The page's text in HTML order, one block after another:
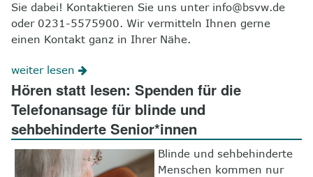
Sie dabei! Kontaktieren Sie uns unter info@bsvw.de
oder 0231-5575900. Wir vermitteln Ihnen gerne
einen Kontakt ganz in Ihrer Nähe.
weiter lesen
Hören statt lesen: Spenden für die
Telefonansage für blinde und
sehbehinderte Senior*innen
Blinde und sehbehinderte
Menschen kommen nur